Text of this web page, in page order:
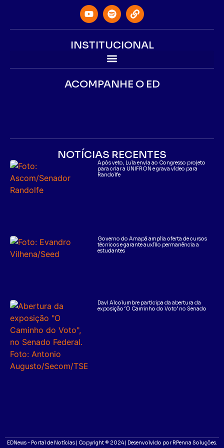
INSTITUCIONAL
ACOMPANHE O ED
NOTÍCIAS RECENTES
Após veto, Lula envia ao Congresso projeto
para criar a UNIFRON e grava vídeo para
Randolfe
Governo do Amapá amplia oferta de cursos
técnicos e garante auxílio permanência a
estudantes
Davi Alcolumbre participa da abertura da
exposição ‘O Caminho do Voto’ no Senado
EDNews - Portal de Notícias | Copyright ® 2024 | Desenvolvido por RPenna Soluções.